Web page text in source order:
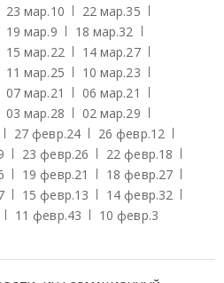
23 мар.10 22 мар.35
19 мар.9 18 мар.32
15 мар.22 14 мар.27
11 мар.25 10 мар.23
07 мар.21 06 мар.21
03 мар.28 02 мар.29
27 февр.24 26 февр.12
23 февр.26 22 февр.18
19 февр.21 18 февр.27
15 февр.13 14 февр.32
11 февр.43 10 февр.3